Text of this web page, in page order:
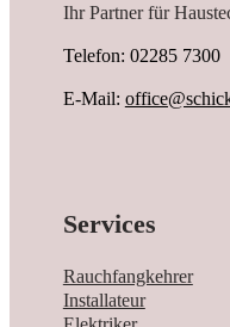
Ihr Partner für
Telefon: 02285 7300
E-Mail:
Services
Rauchfangkehrer
Installateur